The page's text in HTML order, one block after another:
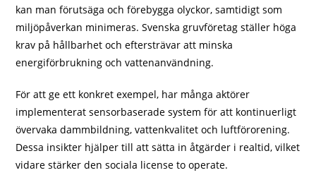
kan man förutsäga och förebygga olyckor, samtidigt som
miljöpåverkan minimeras. Svenska gruvföretag ställer höga
krav på hållbarhet och eftersträvar att minska
energiförbrukning och vattenanvändning.
För att ge ett konkret exempel, har många aktörer
implementerat sensorbaserade system för att kontinuerligt
övervaka dammbildning, vattenkvalitet och luftförorening.
Dessa insikter hjälper till att sätta in åtgärder i realtid, vilket
vidare stärker den sociala license to operate.